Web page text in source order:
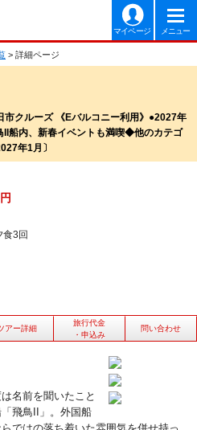
マイページ メニュー
> 詳細ページ
市クルーズ 《Eバルコニー利用》●2027年
船内、新春イベントも満喫◆他のカテゴ
年1月〕
3回
アー詳細
旅行代金
・申込み
問い合わせ
名前を聞いたこと
飛鳥II」。外国船